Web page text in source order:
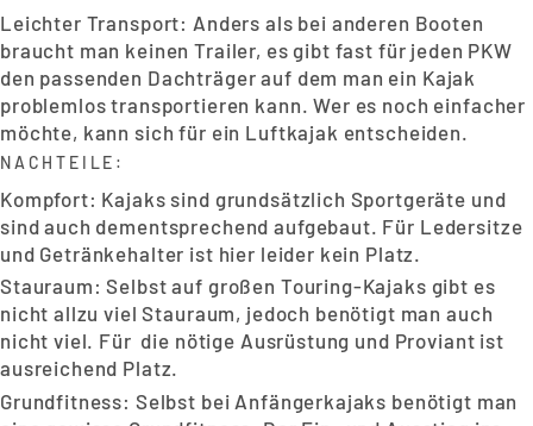
Leichter Transport: Anders als bei anderen Booten
braucht man keinen Trailer, es gibt fast für jeden PKW
den passenden Dachträger auf dem man ein Kajak
problemlos transportieren kann. Wer es noch einfacher
möchte, kann sich für ein Luftkajak entscheiden.
NACHTEILE:
Kompfort: Kajaks sind grundsätzlich Sportgeräte und
sind auch dementsprechend aufgebaut. Für Ledersitze
und Getränkehalter ist hier leider kein Platz.
Stauraum: Selbst auf großen Touring-Kajaks gibt es
nicht allzu viel Stauraum, jedoch benötigt man auch
nicht viel. Für die nötige Ausrüstung und Proviant ist
ausreichend Platz.
Grundfitness: Selbst bei Anfängerkajaks benötigt man